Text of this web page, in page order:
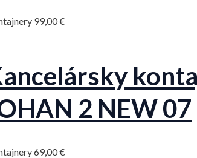
99,00€
2 NEW 07
69,00€